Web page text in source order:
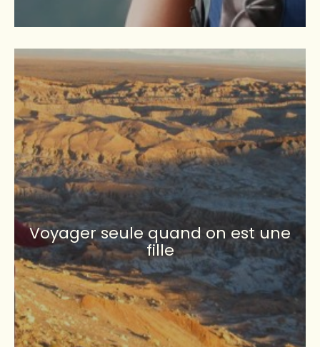
Voyager seule quand on est une
fille